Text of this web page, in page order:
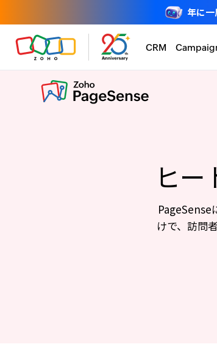
年に
CRM
ヒ
PageSense
けで、訪問